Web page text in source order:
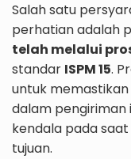
Salah satu
perhatian adalah
telah melalui
standar ISPM 15.
untuk
dalam
kendala pada
tujuan.